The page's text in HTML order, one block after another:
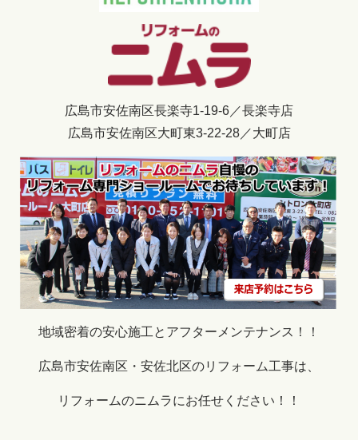
広島市安佐南区長楽寺1-19-6／長楽寺店
広島市安佐南区大町東3-22-28／大町店
地域密着の安心施工とアフターメンテナンス！！
広島市安佐南区・安佐北区のリフォーム工事は、
リフォームのニムラにお任せください！！